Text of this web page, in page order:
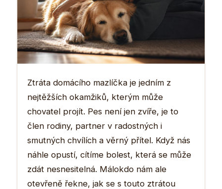
Ztráta domácího mazlíčka je jedním z
nejtěžších okamžiků, kterým může
chovatel projít. Pes není jen zvíře, je to
člen rodiny, partner v radostných i
smutných chvílích a věrný přítel. Když nás
náhle opustí, cítíme bolest, která se může
zdát nesnesitelná. Málokdo nám ale
otevřeně řekne, jak se s touto ztrátou